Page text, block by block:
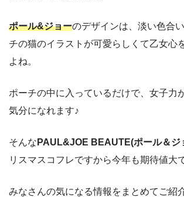
ポール&ジョーのデザインは、淡い色合
チの猫のイラストが可愛らしくて乙女心
よね。
ポーチの中に入っているだけで、女子力
気分になれます♪
そんな PAUL&JOE BEAUTE(ポール＆ジ
リスマスコフレですから今年も期待値大
みなさんの気になる情報をまとめてご紹